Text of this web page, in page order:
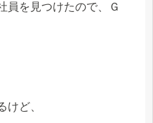
員を見つけたので、Ｇ
けど、